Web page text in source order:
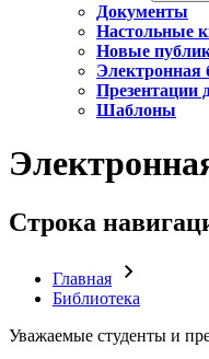
Документы
Настольные
Новые
Электронная
Презентации
Шаблоны
Строка
Главная
Библиотека
Уважаемые студенты и